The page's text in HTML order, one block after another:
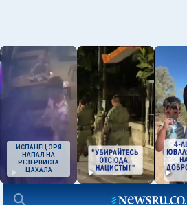
ИСПАНЕЦ ЗРЯ
НАПАЛ НА
РЕЗЕРВИСТА
ЦАХАЛА